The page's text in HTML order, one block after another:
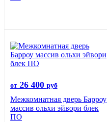
от 26 400 руб
Межкомнатная дверь Барроу
массив ольхи эйвори блек
ПО